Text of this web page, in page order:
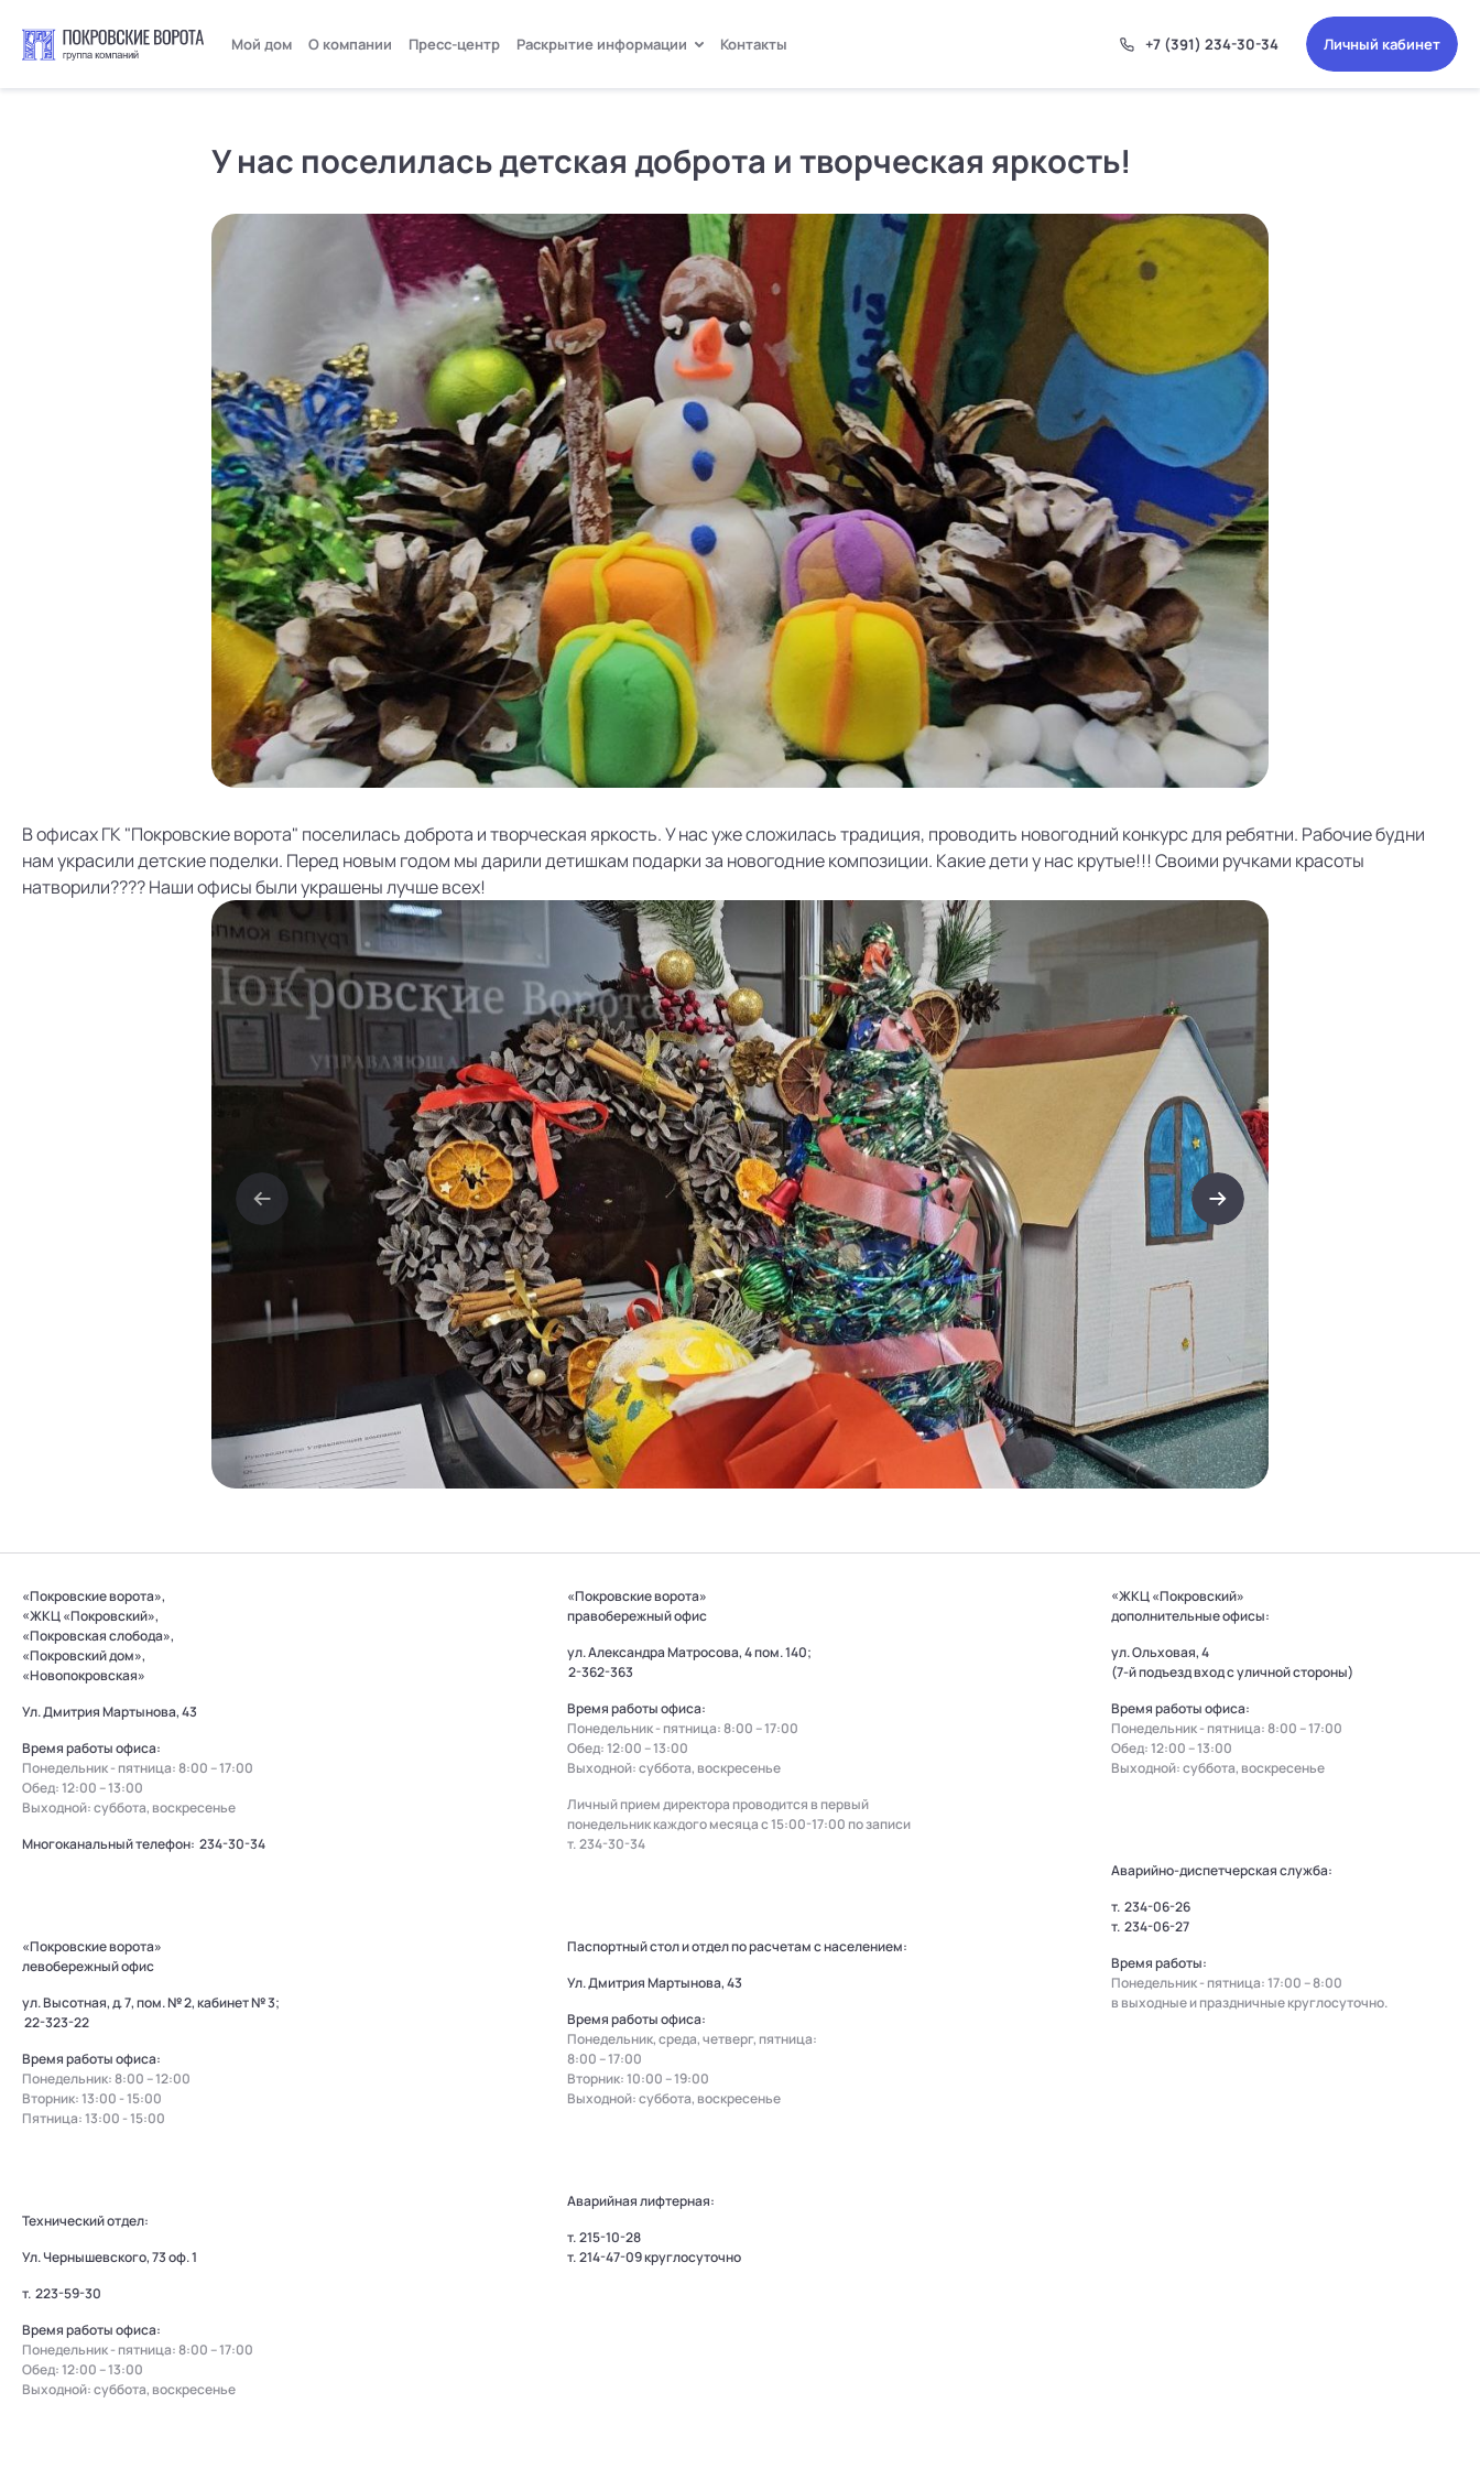
Мой дом О компании Пресс-центр Раскрытие информации Контакты +7 (391) 234-30-34 Личный кабинет
У нас поселилась детская доброта и творческая яркость!
В офисах ГК "Покровские ворота" поселилась доброта и творческая яркость. У нас уже сложилась традиция, проводить новогодний конкурс для ребятни. Рабочие будни
нам украсили детские поделки. Перед новым годом мы дарили детишкам подарки за новогодние композиции. Какие дети у нас крутые!!! Своими ручками красоты
натворили???? Наши офисы были украшены лучше всех!
«Покровские ворота»,
«ЖКЦ «Покровский»,
«Покровская слобода»,
«Покровский дом»,
«Новопокровская»
Ул. Дмитрия Мартынова, 43
Время работы офиса:
Понедельник - пятница: 8:00 – 17:00
Обед: 12:00 – 13:00
Выходной: суббота, воскресенье
Многоканальный телефон: 234-30-34
«Покровские ворота»
левобережный офис
ул. Высотная, д. 7, пом. № 2, кабинет № 3;
22-323-22
Время работы офиса:
Понедельник: 8:00 – 12:00
Вторник: 13:00 - 15:00
Пятница: 13:00 - 15:00
Технический отдел:
Ул. Чернышевского, 73 оф. 1
т. 223-59-30
Время работы офиса:
Понедельник - пятница: 8:00 – 17:00
Обед: 12:00 – 13:00
Выходной: суббота, воскресенье
«Покровские ворота»
правобережный офис
ул. Александра Матросова, 4 пом. 140;
2-362-363
Время работы офиса:
Понедельник - пятница: 8:00 – 17:00
Обед: 12:00 – 13:00
Выходной: суббота, воскресенье
Личный прием директора проводится в первый
понедельник каждого месяца с 15:00-17:00 по записи
т.234-30-34
Паспортный стол и отдел по расчетам с населением:
Ул. Дмитрия Мартынова, 43
Время работы офиса:
Понедельник, среда, четверг, пятница:
8:00 – 17:00
Вторник: 10:00 – 19:00
Выходной: суббота, воскресенье
Аварийная лифтерная:
т.215-10-28
т.214-47-09круглосуточно
«ЖКЦ «Покровский»
дополнительные офисы:
ул. Ольховая, 4
(7-й подъезд вход с уличной стороны)
Время работы офиса:
Понедельник - пятница: 8:00 – 17:00
Обед: 12:00 – 13:00
Выходной: суббота, воскресенье
Аварийно-диспетчерская служба:
т. 234-06-26
т. 234-06-27
Время работы:
Понедельник - пятница: 17:00 – 8:00
в выходные и праздничные круглосуточно.
Продолжая пользоваться сайтом, вы даёте
автоматический сбор и анализ ваших данных, необходимых для